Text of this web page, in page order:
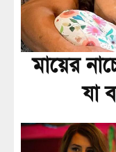
মায়ের
যা